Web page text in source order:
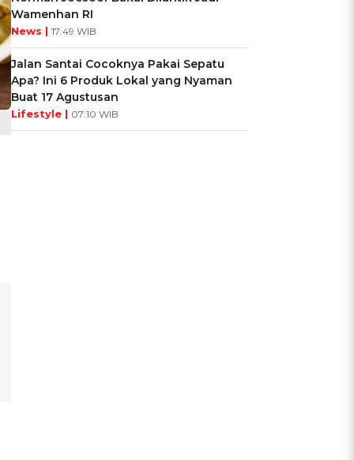
Wamenhan RI
News | 17:49 WIB
Jalan Santai Cocoknya Pakai Sepatu
Apa? Ini 6 Produk Lokal yang Nyaman
Buat 17 Agustusan
Lifestyle | 07:10 WIB